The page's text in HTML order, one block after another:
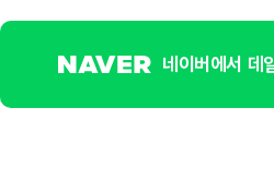
네이버에서 데